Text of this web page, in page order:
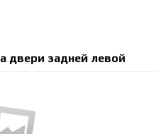
двери задней левой